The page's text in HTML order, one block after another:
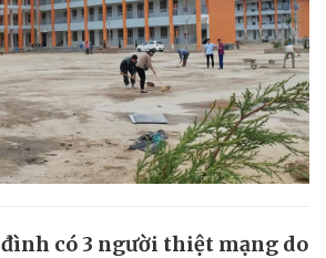
có 3 người thiệt mạng do